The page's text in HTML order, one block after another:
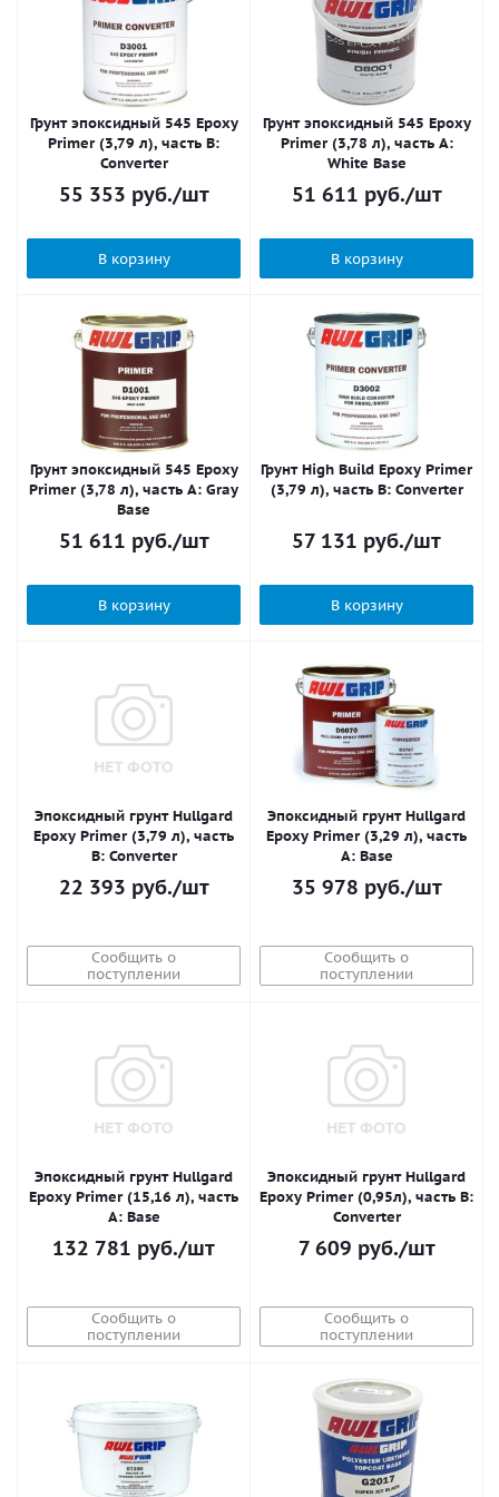
Грунт эпоксидный 545 Epoxy
Primer (3,79 л), часть B:
Converter
55 353 руб./шт
В корзину
Грунт эпоксидный 545 Epoxy
Primer (3,78 л), часть А:
White Base
51 611 руб./шт
В корзину
Грунт эпоксидный 545 Epoxy
Primer (3,78 л), часть А: Gray
Base
51 611 руб./шт
В корзину
Грунт High Build Epoxy Primer
(3,79 л), часть B: Converter
57 131 руб./шт
В корзину
Эпоксидный грунт Hullgard
Epoxy Primer (3,79 л), часть
B: Converter
22 393 руб./шт
Сообщить о
поступлении
Эпоксидный грунт Hullgard
Epoxy Primer (3,29 л), часть
A: Base
35 978 руб./шт
Сообщить о
поступлении
Эпоксидный грунт Hullgard
Epoxy Primer (15,16 л), часть
A: Base
132 781 руб./шт
Сообщить о
поступлении
Эпоксидный грунт Hullgard
Epoxy Primer (0,95л), часть B:
Converter
7 609 руб./шт
Сообщить о
поступлении